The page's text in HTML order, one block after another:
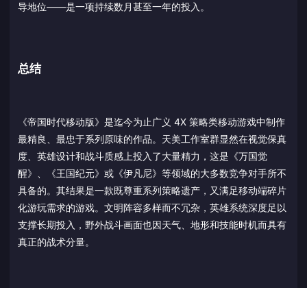
导地位——是一项持续数月甚至一年的投入。
总结
《帝国时代移动版》是迄今为止广义 4X 策略类移动游戏中制作
最精良、最忠于系列原味的作品。天美工作室群显然在视觉保真
度、英雄设计和战斗质感上投入了大量精力，这是《万国觉
醒》、《王国纪元》或《伊凡尼》等领域的大多数竞争对手所不
具备的。其结果是一款既尊重系列策略遗产，又满足移动端碎片
化游玩需求的游戏。文明阵容多样而不冗杂，英雄系统深度足以
支撑长期投入，野外战斗画面也因天气、地形和技能时机而具有
真正的战术分量。